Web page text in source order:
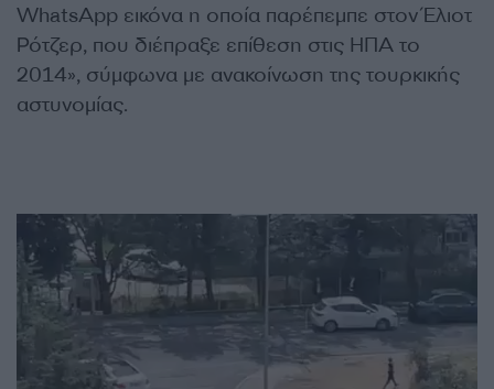
WhatsApp εικόνα η οποία παρέπεμπε στον Έλιοτ
Ρότζερ, που διέπραξε επίθεση στις ΗΠΑ το
2014», σύμφωνα με ανακοίνωση της τουρκικής
αστυνομίας.